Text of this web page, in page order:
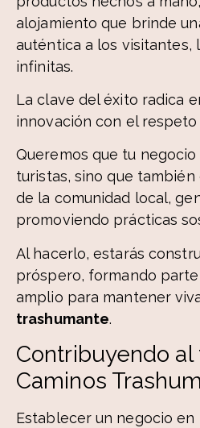
alojamiento que brinde
auténtica a los visitantes,
infinitas.
La clave del éxito radica
innovación con el
Queremos que tu
turistas, sino que también
de la comunidad local,
promoviendo prácticas
Al hacerlo, estarás
próspero, formando
amplio para mantener
trashumante.
Contribuyendo
Caminos
Establecer un negocio en